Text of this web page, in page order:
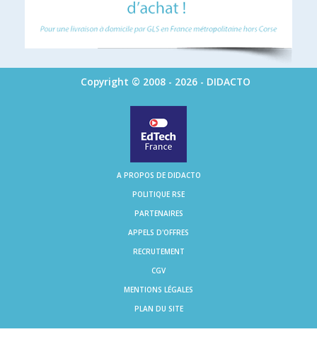
Copyright © 2008 - 2026 - DIDACTO
A PROPOS DE DIDACTO
POLITIQUE RSE
PARTENAIRES
APPELS D'OFFRES
RECRUTEMENT
CGV
MENTIONS LÉGALES
PLAN DU SITE